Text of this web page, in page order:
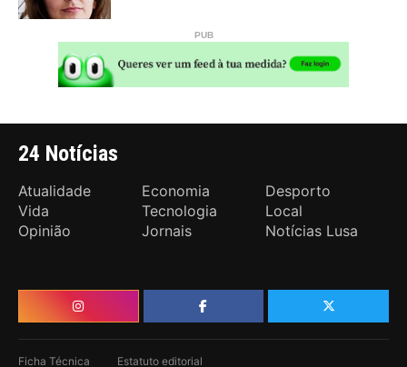
24 Notícias
Atualidade Economia
Desporto
Vida
Tecnologia
Local
Opinião
Jornais Notícias Lusa
Ficha Técnica Estatuto editorial